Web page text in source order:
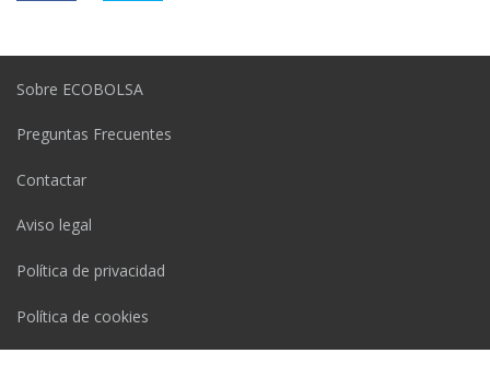
Sobre ECOBOLSA
Preguntas Frecuentes
Contactar
Aviso legal
Política de privacidad
Política de cookies